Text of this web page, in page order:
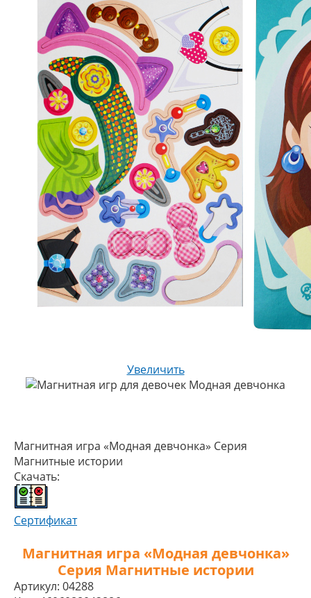
Увеличить
Магнитная игра «Модная девчонка» Серия
Магнитные истории
Скачать:
Сертификат
Магнитная игра «Модная девчонка»
Серия Магнитные истории
Артикул: 04288